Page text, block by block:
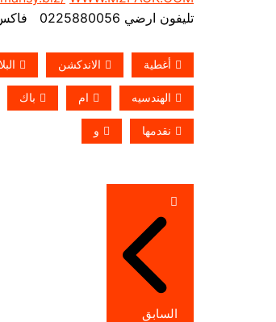
تليفون ارضي 0225880056 فاكس ارضي
أغطية الاندكشن
الهندسيه ام باك
نقدمها و
تصفّح
المقالات
السابق